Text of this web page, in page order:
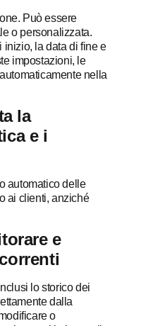
Può essere
o personalizzata.
inizio, la data di fine e
impostazioni, le
nella
la
e i
automatico delle
ai clienti, anziché
e
lo storico dei
dalla
o